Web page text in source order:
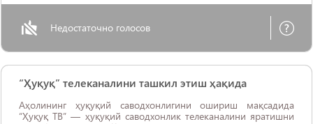
Недостаточно голосов
“Ҳуқуқ” телеканалини ташкил этиш ҳақида
Аҳолининг ҳуқуқий саводхонлигини ошириш мақсадида
“Ҳуқуқ ТВ” — ҳуқуқий саводхонлик телеканалини яратишни